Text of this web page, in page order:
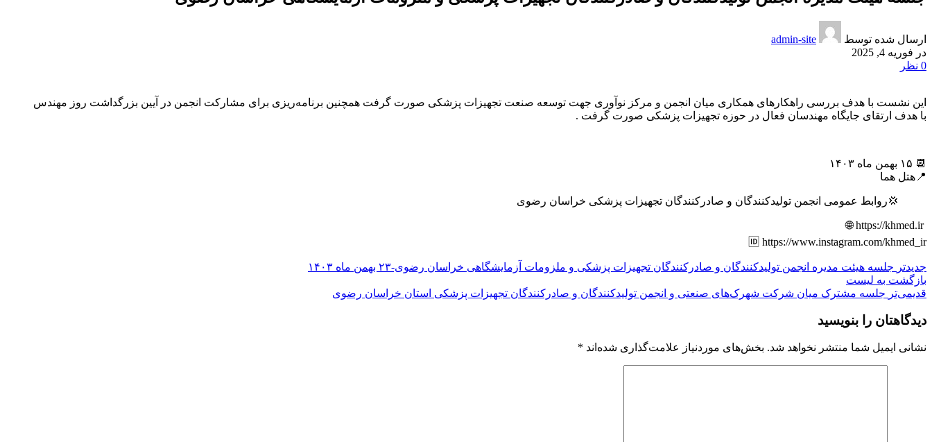
ارسال شده توسط
admin-site
در فوریه 4, 2025
0 نظر
این نشست با هدف بررسی راهکارهای همکاری میان انجمن و مرکز نوآوری جهت توسعه صنعت تجهیزات پزشکی صورت گرفت همچنین برنامه‌ریزی برای مشارکت انجمن در آیین بزرگداشت روز مهندس
با هدف ارتقای جایگاه مهندسان فعال در حوزه تجهیزات پزشکی صورت گرفت .
📆 ۱۵ بهمن ماه ۱۴۰۳
📍هتل هما
💢روابط عمومی انجمن تولیدکنندگان و صادرکنندگان تجهیزات پزشکی خراسان رضوی
‏ https://khmed.ir 🌐
جدیدتر جلسه هیئت مدیره انجمن تولیدکنندگان و صادرکنندگان تجهیزات پزشکی و ملزومات آزمایشگاهی خراسان رضوی-۲۳ بهمن ماه ۱۴۰۳
بازگشت به لیست
قدیمی‌تر جلسه‌ مشترک میان شرکت شهرک‌های صنعتی و انجمن تولیدکنندگان و صادرکنندگان تجهیزات پزشکی استان خراسان رضوی
دیدگاهتان را بنویسید
نشانی ایمیل شما منتشر نخواهد شد. بخش‌های موردنیاز علامت‌گذاری شده‌اند *